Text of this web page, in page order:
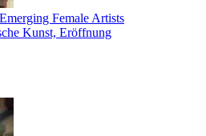
Female Artists
Kunst, Eröffnung